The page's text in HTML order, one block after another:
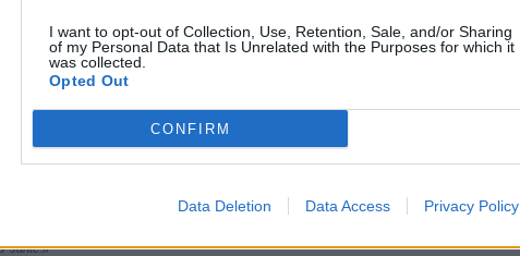
I want to opt-out of Collection, Use, Retention, Sale, and/or Sharing
of my Personal Data that Is Unrelated with the Purposes for which it
was collected.
Opted Out
CONFIRM
Data Deletion Data Access Privacy Policy
: quand
?
sante.fr